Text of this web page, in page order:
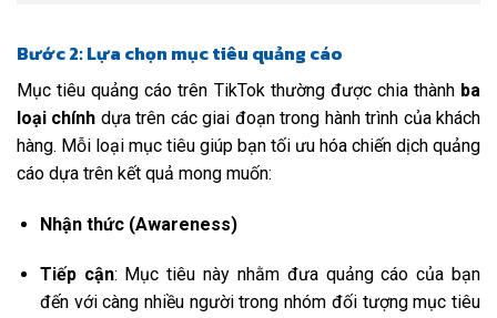
Bước 2: Lựa chọn mục tiêu quảng cáo
Mục tiêu quảng cáo trên TikTok thường được chia thành ba
loại chính dựa trên các giai đoạn trong hành trình của khách
hàng. Mỗi loại mục tiêu giúp bạn tối ưu hóa chiến dịch quảng
cáo dựa trên kết quả mong muốn:
Nhận thức (Awareness)
Tiếp cận: Mục tiêu này nhằm đưa quảng cáo của bạn
đến với càng nhiều người trong nhóm đối tượng mục tiêu